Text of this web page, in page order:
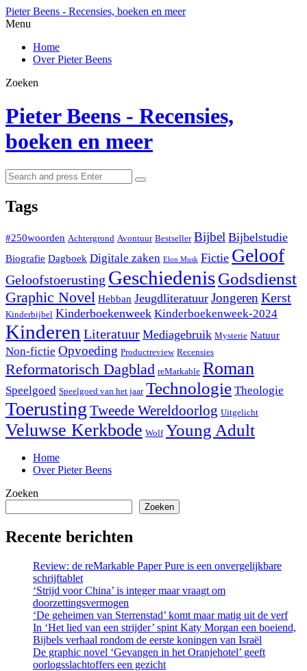
Menu
Pieter Beens - Recensies, boeken en meer
Search
Menu
Home
Over Pieter Beens
Zoeken
Pieter Beens - Recensies,
boeken en meer
Search
for:
Search
Tags
#250woorden Achtergrond Avontuur Bestseller Bijbel Bijbelstudie
Biografie Dagboek Digitale zaken Elon Musk Fictie Geloof
Geloofstoerusting GeschiedenisGodsdienst
Graphic Novel Hebban Jeugdliteratuur Jongeren Kerst
Kinderbijbel Kinderboekenweek Kinderboekenweek-2024
Kinderen Literatuur Mediagebruik Mysterie Natuur
Non-fictie Opvoeding Productreview Recensies
Reformatorisch Dagblad reMarkable Roman
Speelgoed Speelgoed van het jaar Technologie Theologie
Toerusting Tweede Wereldoorlog Uitgelicht
Veluwse Kerkbode Wolf Young Adult
Home
Over Pieter Beens
Zoeken
Zoeken
Recente berichten
Review: de reMarkable Paper Pure is een onvergelijkbare
schrijftablet
‘Strijd voor China’ is integer maar vraagt om
doorzettingsvermogen
‘De geheimen van Sterrenstad’ komt maar matig uit de verf
In ‘Het lied van een strijder’ spint Katy Morgan een boeiend,
Bijbels verhaal rondom de eerste koningen van Israël
De graphic novel ‘Gevangen in het Oranjehotel’ geeft
oorlogsslachtoffers een gezicht